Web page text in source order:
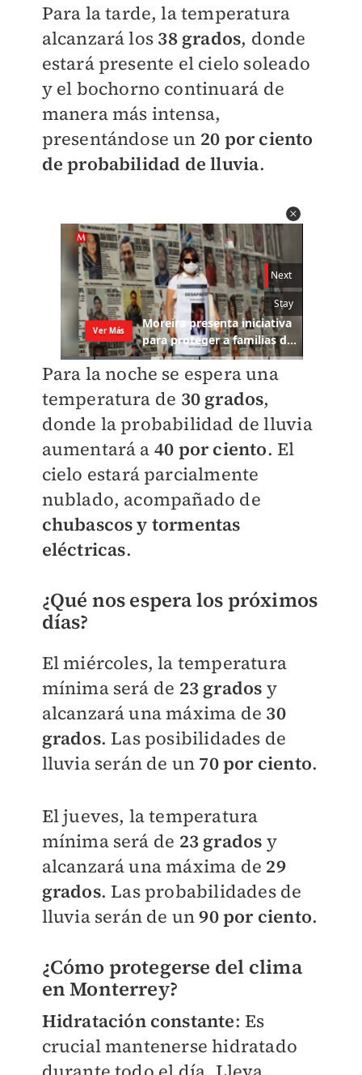
Para la tarde, la temperatura
alcanzará los 38 grados, donde
estará presente el cielo soleado
y el bochorno continuará de
manera más intensa,
presentándose un 20 por ciento
de probabilidad de lluvia.
Para la noche se espera una
temperatura de 30 grados,
donde la probabilidad de lluvia
aumentará a 40 por ciento. El
cielo estará parcialmente
nublado, acompañado de
chubascos y tormentas
eléctricas.
¿Qué nos espera los próximos
días?
El miércoles, la temperatura
mínima será de 23 grados y
alcanzará una máxima de 30
grados. Las posibilidades de
lluvia serán de un 70 por ciento.
El jueves, la temperatura
mínima será de 23 grados y
alcanzará una máxima de 29
grados. Las probabilidades de
lluvia serán de un90 por ciento.
¿Cómo protegerse del clima
en Monterrey?
Hidratación constante: Es
crucial mantenerse hidratado